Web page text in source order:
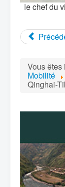
le chef du
Vous êtes
Mobilité
Qinghai-